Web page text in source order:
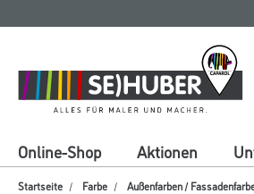
springen
springen
Online-Shop Aktionen
Startseite Farbe Außenfarben /